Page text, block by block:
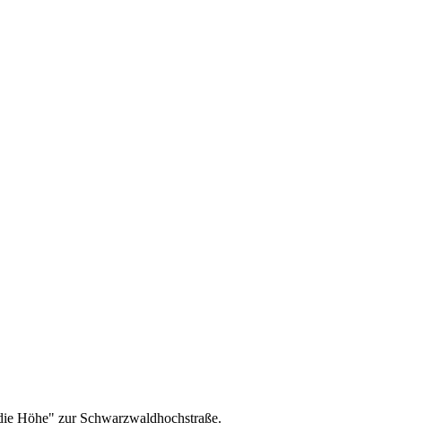
Höhe" zur Schwarzwaldhochstraße.